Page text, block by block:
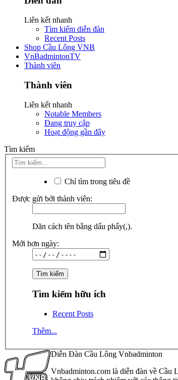
Liên kết nhanh
Tìm kiếm diễn đàn
Recent Posts
Shop Cầu Lông VNB
VnBadmintonTV
Thành viên
Thành viên
Liên kết nhanh
Notable Members
Đang truy cập
Hoạt động gần đây
Tìm kiếm
Chỉ tìm trong tiêu đề
Được gửi bởi thành viên:
Dãn cách tên bằng dấu phẩy(,).
Mới hơn ngày:
Tìm kiếm hữu ích
Recent Posts
Thêm...
Diễn Đàn Cầu Lông Vnbadminton
Vnbadminton.com là diễn đàn về Cầu